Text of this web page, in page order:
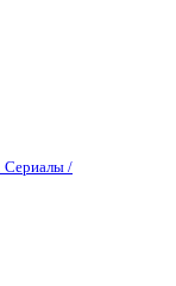
Сериалы /